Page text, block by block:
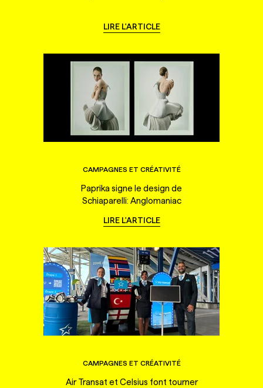
LIRE L'ARTICLE
CAMPAGNES ET CRÉATIVITÉ
Paprika signe le design de
Schiaparelli: Anglomaniac
LIRE L'ARTICLE
CAMPAGNES ET CRÉATIVITÉ
Air Transat et Celsius font tourner